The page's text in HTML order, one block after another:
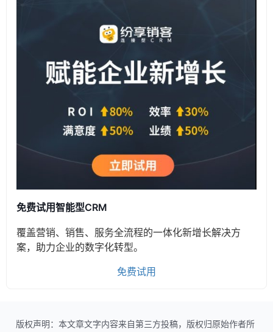
免费试用智能型CRM
覆盖营销、销售、服务全流程的一体化新增长解决方
案，助力企业的数字化转型。
免费试用
版权声明：本文章文字内容来自第三方投稿，版权归原始作者所